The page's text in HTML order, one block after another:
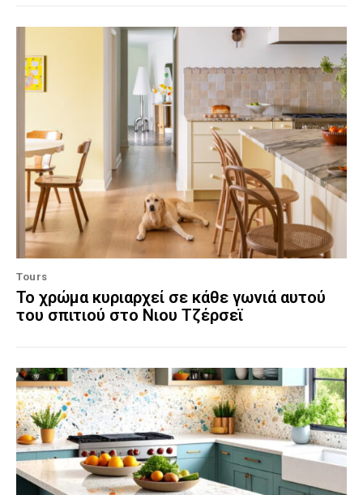
Tours
Το χρώμα κυριαρχεί σε κάθε γωνιά αυτού
του σπιτιού στο Νιου Τζέρσεϊ